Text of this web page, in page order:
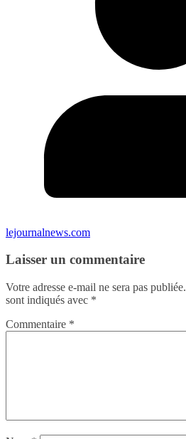
lejournalnews.com
Laisser un commentaire
Votre adresse e-mail ne sera pas publiée.
sont indiqués avec *
Commentaire *